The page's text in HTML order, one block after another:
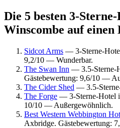
Die 5 besten 3-
Winscombe auf einen
Sidcot Arms — 3-Sterne-
9,2/10 — Wunderbar.
The Swan Inn — 3.5-Sterne-
Gästebewertung: 9,6/10 —
The Cider Shed — 3.5-
The Forge — 3-Sterne-Hotel
10/10 — Außergewöhnlich.
Best Western Webbington
Axbridge. Gästebewertung: